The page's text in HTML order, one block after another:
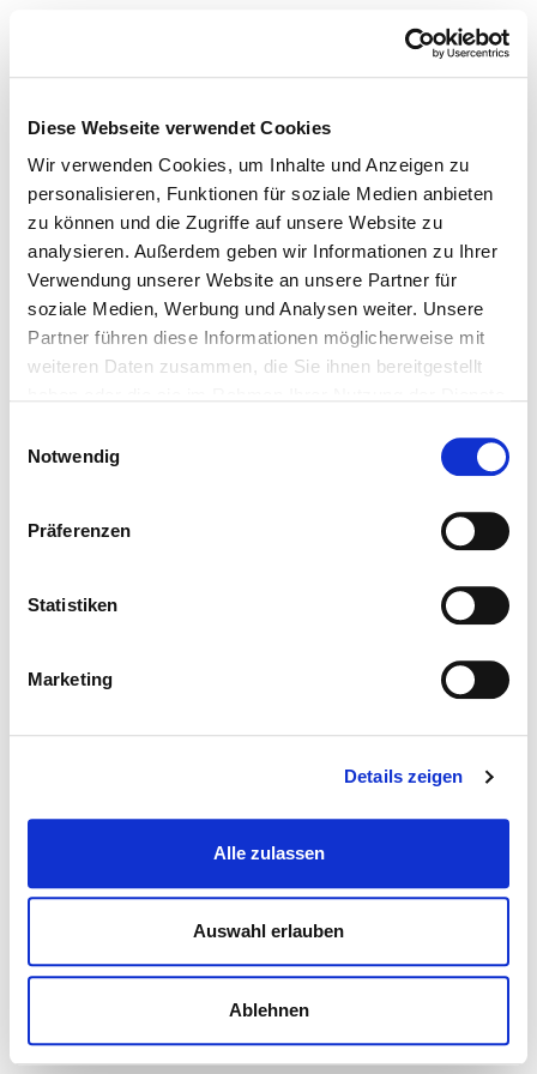
Diese Webseite verwendet Cookies
Wir verwenden Cookies, um Inhalte und Anzeigen zu
personalisieren, Funktionen für soziale Medien anbieten
zu können und die Zugriffe auf unsere Website zu
analysieren. Außerdem geben wir Informationen zu Ihrer
Verwendung unserer Website an unsere Partner für
soziale Medien, Werbung und Analysen weiter. Unsere
Partner führen diese Informationen möglicherweise mit
weiteren Daten zusammen, die Sie ihnen bereitgestellt
Notwendig
Präferenzen
Statistiken
Marketing
Details zeigen
Alle zulassen
Auswahl erlauben
Ablehnen